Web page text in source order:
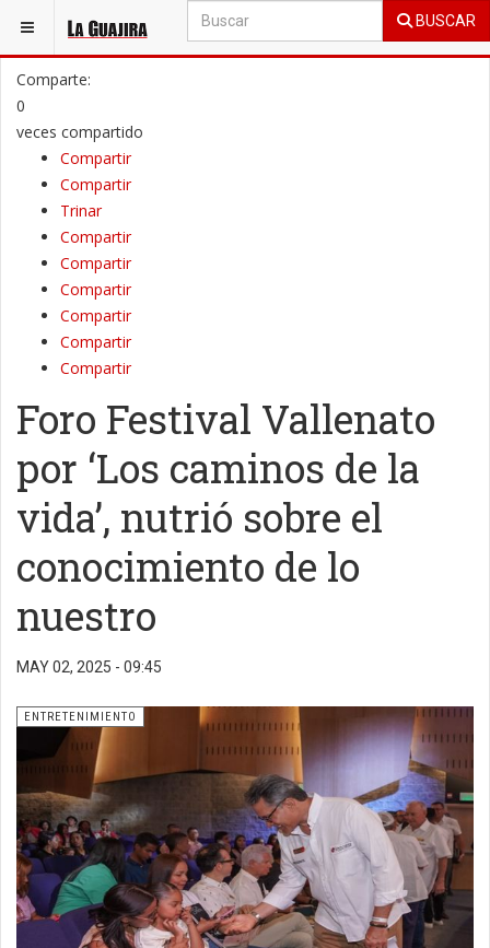
BUSCAR
ESTÁ AQUÍ: SOCIALES ENTRETENIMIENTO
Comparte:
0
veces compartido
Compartir
Compartir
Trinar
Compartir
Compartir
Compartir
Compartir
Compartir
Compartir
Foro Festival Vallenato
por ‘Los caminos de la
vida’, nutrió sobre el
conocimiento de lo
nuestro
MAY 02, 2025 - 09:45
ENTRETENIMIENTO